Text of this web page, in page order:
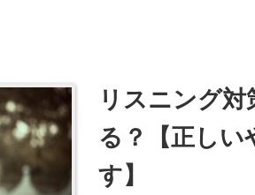
リスニング
る？【正しい
す】